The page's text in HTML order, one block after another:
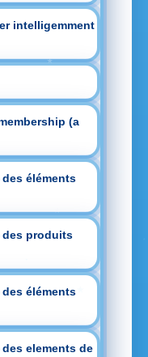
intelligemment
(a
des éléments
des produits
des éléments
elements de